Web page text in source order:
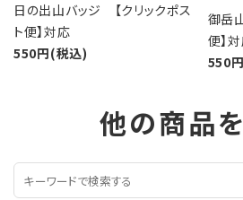
日の出山バッジ 【クリックポス
ト便】対応
550円(税込)
御岳
便】
550
他の商品